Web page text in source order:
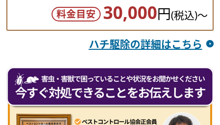
料金目安
30,000円(税込)～
ハチ駆除の詳細はこちら